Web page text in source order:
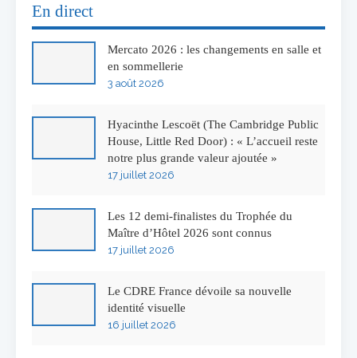
En direct
Mercato 2026 : les changements en salle et
en sommellerie
3 août 2026
Hyacinthe Lescoët (The Cambridge Public
House, Little Red Door) : « L’accueil reste
notre plus grande valeur ajoutée »
17 juillet 2026
Les 12 demi-finalistes du Trophée du
Maître d’Hôtel 2026 sont connus
17 juillet 2026
Le CDRE France dévoile sa nouvelle
identité visuelle
16 juillet 2026